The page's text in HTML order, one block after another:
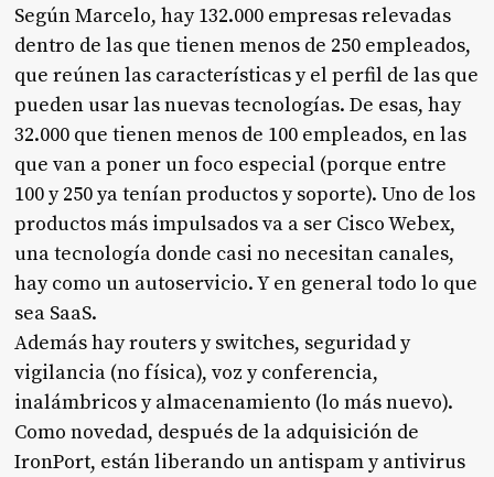
Según Marcelo, hay 132.000 empresas relevadas
dentro de las que tienen menos de 250 empleados,
que reúnen las características y el perfil de las que
pueden usar las nuevas tecnologías. De esas, hay
32.000 que tienen menos de 100 empleados, en las
que van a poner un foco especial (porque entre
100 y 250 ya tenían productos y soporte). Uno de los
productos más impulsados va a ser Cisco Webex,
una tecnología donde casi no necesitan canales,
hay como un autoservicio. Y en general todo lo que
sea SaaS.
Además hay routers y switches, seguridad y
vigilancia (no física), voz y conferencia,
inalámbricos y almacenamiento (lo más nuevo).
Como novedad, después de la adquisición de
IronPort, están liberando un antispam y antivirus